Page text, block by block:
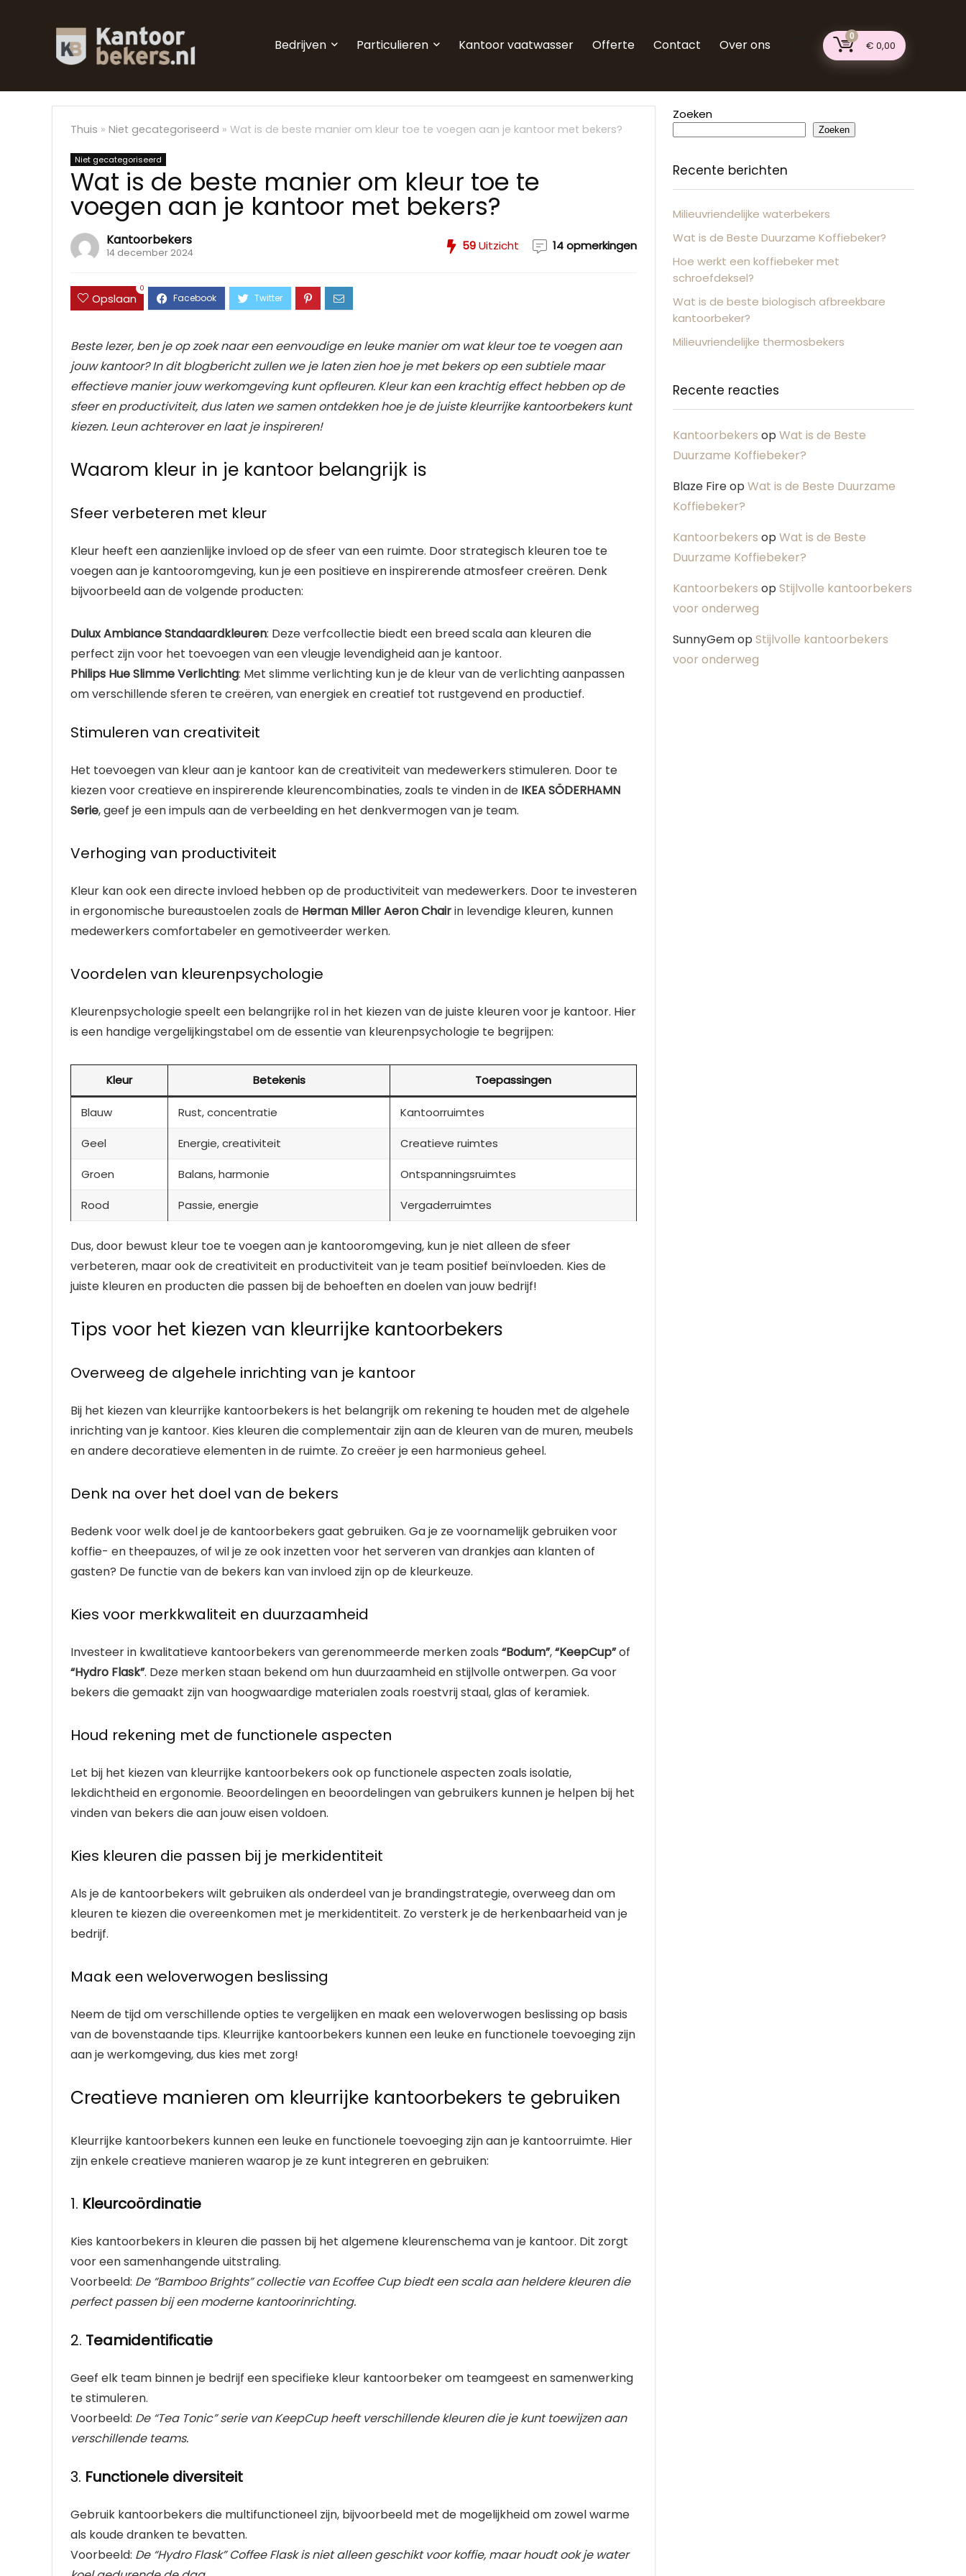
Bedrijven Particulieren Kantoor vaatwasser Offerte Contact Over ons
0
€ 0,00
Thuis » Niet gecategoriseerd » Wat is de beste manier om kleur toe te voegen aan je kantoor met bekers?
Niet gecategoriseerd
Wat is de beste manier om kleur toe te
voegen aan je kantoor met bekers?
Kantoorbekers
14 december 2024 59Uitzicht 14 opmerkingen
Opslaan
0
Beste lezer, ben je op zoek naar een eenvoudige en leuke manier om wat kleur toe te voegen aan
jouw kantoor? In dit blogbericht zullen we je laten zien hoe je met bekers op een subtiele maar
effectieve manier jouw werkomgeving kunt opfleuren. Kleur kan een krachtig effect hebben op de
sfeer en productiviteit, dus laten we samen ontdekken hoe je de juiste kleurrijke kantoorbekers kunt
kiezen. Leun achterover en laat je inspireren!
Waarom kleur in je kantoor belangrijk is
Sfeer verbeteren met kleur
Kleur heeft een aanzienlijke invloed op de sfeer van een ruimte. Door strategisch kleuren toe te
voegen aan je kantooromgeving, kun je een positieve en inspirerende atmosfeer creëren. Denk
bijvoorbeeld aan de volgende producten:
Dulux Ambiance Standaardkleuren: Deze verfcollectie biedt een breed scala aan kleuren die
perfect zijn voor het toevoegen van een vleugje levendigheid aan je kantoor.
Philips Hue Slimme Verlichting: Met slimme verlichting kun je de kleur van de verlichting aanpassen
om verschillende sferen te creëren, van energiek en creatief tot rustgevend en productief.
Stimuleren van creativiteit
Het toevoegen van kleur aan je kantoor kan de creativiteit van medewerkers stimuleren. Door te
kiezen voor creatieve en inspirerende kleurencombinaties, zoals te vinden in de IKEA SÖDERHAMN
Serie, geef je een impuls aan de verbeelding en het denkvermogen van je team.
Verhoging van productiviteit
Kleur kan ook een directe invloed hebben op de productiviteit van medewerkers. Door te investeren
in ergonomische bureaustoelen zoals de Herman Miller Aeron Chairin levendige kleuren, kunnen
medewerkers comfortabeler en gemotiveerder werken.
Voordelen van kleurenpsychologie
Kleurenpsychologie speelt een belangrijke rol in het kiezen van de juiste kleuren voor je kantoor. Hier
is een handige vergelijkingstabel om de essentie van kleurenpsychologie te begrijpen:
Kleur Betekenis Toepassingen
Blauw Rust, concentratie Kantoorruimtes
Geel Energie, creativiteit Creatieve ruimtes
Groen Balans, harmonie Ontspanningsruimtes
Rood Passie, energie Vergaderruimtes
Dus, door bewust kleur toe te voegen aan je kantooromgeving, kun je niet alleen de sfeer
verbeteren, maar ook de creativiteit en productiviteit van je team positief beïnvloeden. Kies de
juiste kleuren en producten die passen bij de behoeften en doelen van jouw bedrijf!
Tips voor het kiezen van kleurrijke kantoorbekers
Overweeg de algehele inrichting van je kantoor
Bij het kiezen van kleurrijke kantoorbekers is het belangrijk om rekening te houden met de algehele
inrichting van je kantoor. Kies kleuren die complementair zijn aan de kleuren van de muren, meubels
en andere decoratieve elementen in de ruimte. Zo creëer je een harmonieus geheel.
Denk na over het doel van de bekers
Bedenk voor welk doel je de kantoorbekers gaat gebruiken. Ga je ze voornamelijk gebruiken voor
koffie- en theepauzes, of wil je ze ook inzetten voor het serveren van drankjes aan klanten of
gasten? De functie van de bekers kan van invloed zijn op de kleurkeuze.
Kies voor merkkwaliteit en duurzaamheid
Investeer in kwalitatieve kantoorbekers van gerenommeerde merken zoals “Bodum”,“KeepCup”of
“Hydro Flask”. Deze merken staan bekend om hun duurzaamheid en stijlvolle ontwerpen. Ga voor
bekers die gemaakt zijn van hoogwaardige materialen zoals roestvrij staal, glas of keramiek.
Houd rekening met de functionele aspecten
Let bij het kiezen van kleurrijke kantoorbekers ook op functionele aspecten zoals isolatie,
lekdichtheid en ergonomie. Beoordelingen en beoordelingen van gebruikers kunnen je helpen bij het
vinden van bekers die aan jouw eisen voldoen.
Kies kleuren die passen bij je merkidentiteit
Als je de kantoorbekers wilt gebruiken als onderdeel van je brandingstrategie, overweeg dan om
kleuren te kiezen die overeenkomen met je merkidentiteit. Zo versterk je de herkenbaarheid van je
bedrijf.
Maak een weloverwogen beslissing
Neem de tijd om verschillende opties te vergelijken en maak een weloverwogen beslissing op basis
van de bovenstaande tips. Kleurrijke kantoorbekers kunnen een leuke en functionele toevoeging zijn
aan je werkomgeving, dus kies met zorg!
Creatieve manieren om kleurrijke kantoorbekers te gebruiken
Kleurrijke kantoorbekers kunnen een leuke en functionele toevoeging zijn aan je kantoorruimte. Hier
zijn enkele creatieve manieren waarop je ze kunt integreren en gebruiken:
1. Kleurcoördinatie
Kies kantoorbekers in kleuren die passen bij het algemene kleurenschema van je kantoor. Dit zorgt
voor een samenhangende uitstraling.
Voorbeeld: De “Bamboo Brights” collectie van Ecoffee Cup biedt een scala aan heldere kleuren die
perfect passen bij een moderne kantoorinrichting.
2. Teamidentificatie
Geef elk team binnen je bedrijf een specifieke kleur kantoorbeker om teamgeest en samenwerking
te stimuleren.
Voorbeeld: De “Tea Tonic” serie van KeepCup heeft verschillende kleuren die je kunt toewijzen aan
verschillende teams.
3. Functionele diversiteit
Gebruik kantoorbekers die multifunctioneel zijn, bijvoorbeeld met de mogelijkheid om zowel warme
als koude dranken te bevatten.
Voorbeeld: De “Hydro Flask” Coffee Flask is niet alleen geschikt voor koffie, maar houdt ook je water
Zoeken
Zoeken
Recente berichten
Milieuvriendelijke waterbekers
Wat is de Beste Duurzame Koffiebeker?
Hoe werkt een koffiebeker met
schroefdeksel?
Wat is de beste biologisch afbreekbare
kantoorbeker?
Milieuvriendelijke thermosbekers
Recente reacties
Kantoorbekers op Wat is de Beste
Duurzame Koffiebeker?
Blaze Fireop Wat is de Beste Duurzame
Koffiebeker?
Kantoorbekers op Wat is de Beste
Duurzame Koffiebeker?
Kantoorbekers op Stijlvolle kantoorbekers
voor onderweg
SunnyGemop Stijlvolle kantoorbekers
voor onderweg